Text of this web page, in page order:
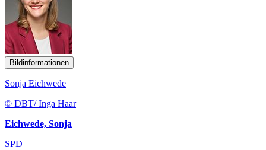
Bildinformationen
Sonja Eichwede
© DBT/ Inga Haar
Eichwede, Sonja
SPD